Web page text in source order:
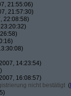
21:55:06)
21:57:30)
22:08:58)
14:23:54)
16:08:57)
nicht bestätigt (